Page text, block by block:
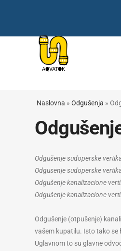
Naslovna » Odgušenja »
Odgušenje sudoperske
Odgusenje sudoperske
Odgušenje kanalizacione
Odgušenje kanalizacione
Odgušenje (otpušenje)
vašem kupatilu. Isto tako se
Uglavnom to su glavne